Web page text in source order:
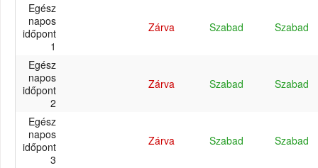
Egész
napos
időpont
1
Zárva Szabad Szabad
Egész
napos
időpont
2
Zárva Szabad Szabad
Egész
napos
időpont
3
Zárva Szabad Szabad